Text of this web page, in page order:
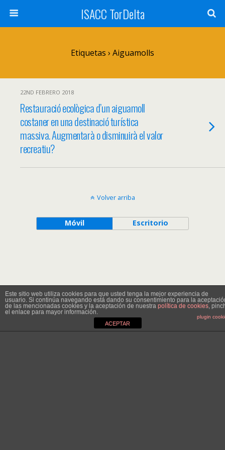
ISACC TorDelta
Etiquetas › Aiguamolls
22ND FEBRERO 2018
Restauració ecològica d’un aiguamoll
costaner en una destinació turística
massiva. Augmentarà o disminuirà el valor
recreatiu?
Volver arriba
Móvil Escritorio
Este sitio web utiliza cookies para que usted tenga la mejor experiencia de
usuario. Si continúa navegando está dando su consentimiento para la
de las mencionadas cookies y la aceptación de nuestra política de cookies,
el enlace para mayor información.
plugin
ACEPTAR